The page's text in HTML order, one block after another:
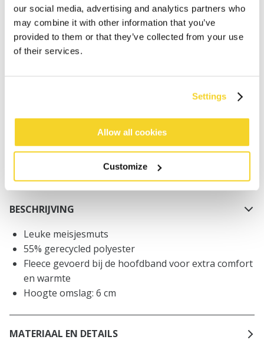
our social media, advertising and analytics partners who
may combine it with other information that you’ve
provided to them or that they’ve collected from your use
of their services.
Settings
Allow all cookies
Customize
Bestellingen die op werkdagen vóór 12:00 uur
Gratis verzending voor orders boven € 50,- binnen
Binnen 30 dagen retourneren
BESCHRIJVING
Leuke meisjesmuts
55% gerecycled polyester
Fleece gevoerd bij de hoofdband voor extra comfort
en warmte
Hoogte omslag: 6 cm
MATERIAAL EN DETAILS